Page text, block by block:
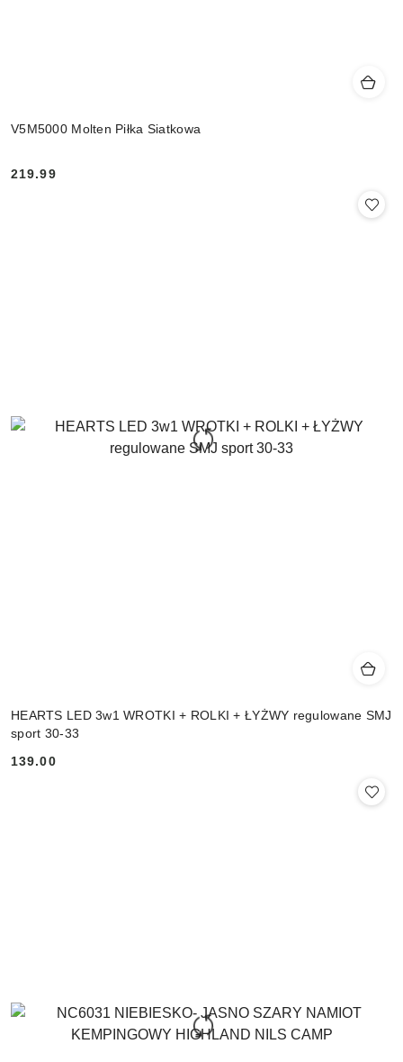
V5M5000 Molten Piłka Siatkowa
Cena:
219.99
HEARTS LED 3w1 WROTKI + ROLKI + ŁYŻWY regulowane SMJ
sport 30-33
Cena:
139.00